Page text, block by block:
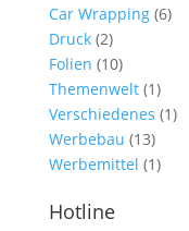
Car Wrapping(6)
Druck(2)
Folien (10)
Themenwelt(1)
Verschiedenes (1)
Werbebau (13)
Werbemittel (1)
Hotline